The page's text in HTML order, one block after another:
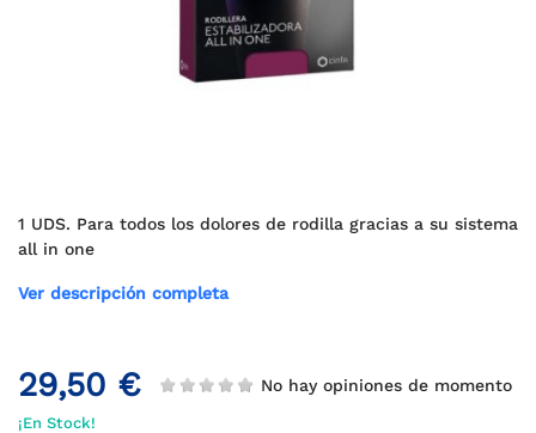
1 UDS. Para todos los dolores de rodilla gracias a su sistema
all in one
Ver descripción completa
29,50 € No hay opiniones de momento
¡En Stock!